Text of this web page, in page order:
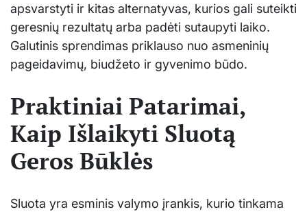
apsvarstyti ir kitas alternatyvas, kurios gali suteikti
geresnių rezultatų arba padėti sutaupyti laiko.
Galutinis sprendimas priklauso nuo asmeninių
pageidavimų, biudžeto ir gyvenimo būdo.
Praktiniai Patarimai,
Kaip Išlaikyti Sluotą
Geros Būklės
Sluota yra esminis valymo įrankis, kurio tinkama